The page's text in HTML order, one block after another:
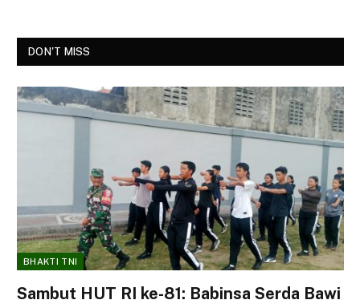
DON'T MISS
BHAKTI TNI
Sambut HUT RI ke-81: Babinsa Serda Bawi